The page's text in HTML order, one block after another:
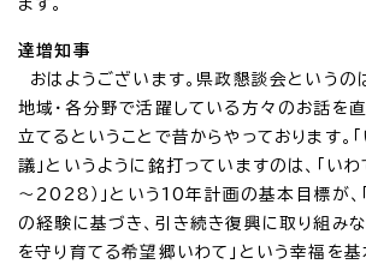
達増知事
おはようございます。県政懇談会というの
地域・各分野で活躍している方々のお話を
立てるということで昔からやっております。
議」というように銘打っていますのは、「い
～2028）」という10年計画の基本目標が、
の経験に基づき、引き続き復興に取り組み
を守り育てる希望郷いわて」という幸福を